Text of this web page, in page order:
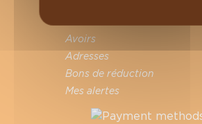
Avoirs
Adresses
Bons de réduction
Mes alertes